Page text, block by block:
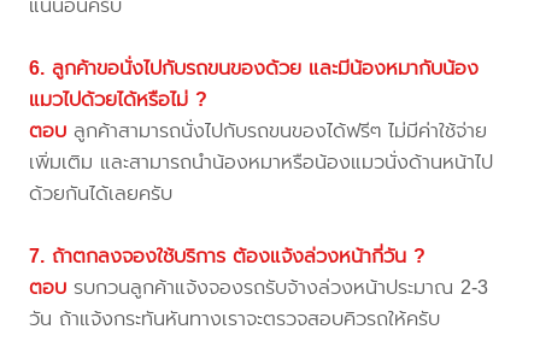
6. ลูกค้าขอนั่งไปกับรถขนของด้วย และมีน้องหมากับน้อง
แมวไปด้วยได้หรือไม่ ?
ตอบ ลูกค้าสามารถนั่งไปกับรถขนของได้ฟรีๆ ไม่มีค่าใช้จ่าย
เพิ่มเติม และสามารถนำน้องหมาหรือน้องแมวนั่งด้านหน้าไป
ด้วยกันได้เลยครับ
7. ถ้าตกลงจองใช้บริการ ต้องแจ้งล่วงหน้ากี่วัน ?
ตอบ รบกวนลูกค้าแจ้งจองรถรับจ้างล่วงหน้าประมาณ 2-3
วัน ถ้าแจ้งกระทันหันทางเราจะตรวจสอบคิวรถให้ครับ